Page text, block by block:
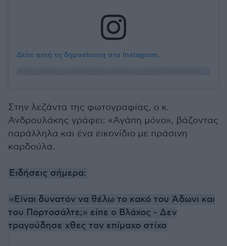
Δείτε αυτή τη δημοσίευση στο Instagram.
Στην λεζάντα της φωτογραφίας, ο κ.
Ανδρουλάκης γράφει: «Αγάπη μόνο», βάζοντας
παράλληλα και ένα εικονίδιο με πράσινη
καρδούλα.
Ειδήσεις σήμερα:
«Είναι δυνατόν να θέλω το κακό του Άδωνι και
του Πορτοσάλτε;» είπε ο Βλάχος - Δεν
τραγούδησε χθες τον επίμαχο στίχο